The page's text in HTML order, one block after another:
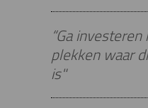
“Ga
plekken waar
is"